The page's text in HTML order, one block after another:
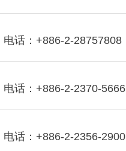
电话：+886-2-28757808
电话：+886-2-2370-5666
电话：+886-2-2356-2900